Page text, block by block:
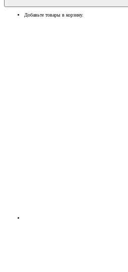
Добавьте товары в корзину.